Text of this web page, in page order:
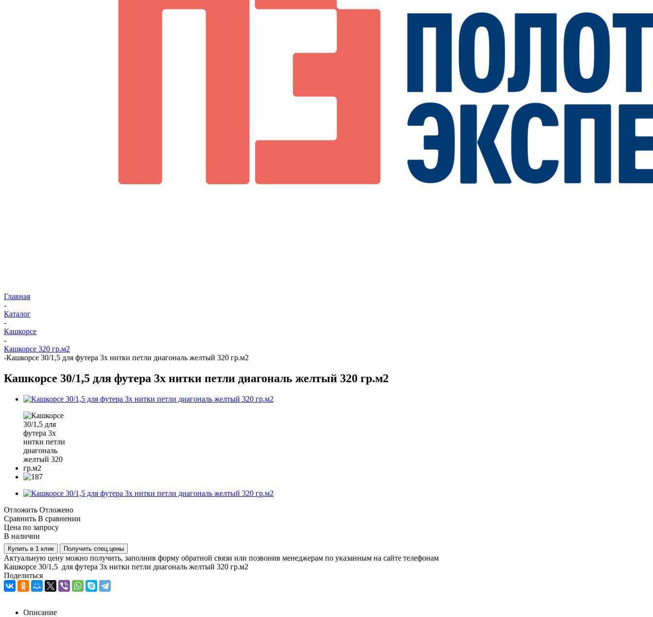
Главная
-
Каталог
-
Кашкорсе
-
Кашкорсе 320 гр.м2
-Кашкорсе 30/1,5 для футера 3х нитки петли диагональ желтый 320 гр.м2
Кашкорсе 30/1,5 для футера 3х нитки петли диагональ желтый 320 гр.м2
Отложить Отложено
Сравнить В сравнении
Цена по запросу
В наличии
Купить в 1 клик Получить спец.цены
Актуальную цену можно получить, заполнив форму обратной связи или позвонив менеджерам по указанным на сайте телефонам
Кашкорсе 30/1,5 для футера 3х нитки петли диагональ желтый 320 гр.м2
Поделиться
Описание